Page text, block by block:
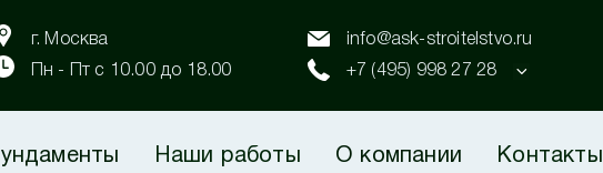
г. Москва
Пн - Пт с 10.00 до 18.00
info@ask-stroitelstvo.ru
+7 (495) 998 27 28
Наши работы О компании Контакты